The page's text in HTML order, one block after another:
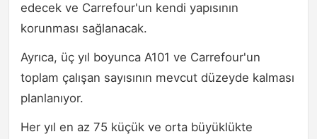
edecek ve Carrefour'un kendi yapısının
korunması sağlanacak.
Ayrıca, üç yıl boyunca A101 ve Carrefour'un
toplam çalışan sayısının mevcut düzeyde kalması
planlanıyor.
Her yıl en az 75 küçük ve orta büyüklükte